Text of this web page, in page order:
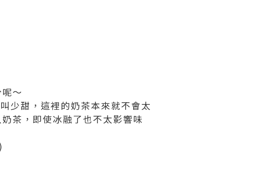
～
少甜，這裡的奶茶本來就不會太
茶，即使冰融了也不太影響味